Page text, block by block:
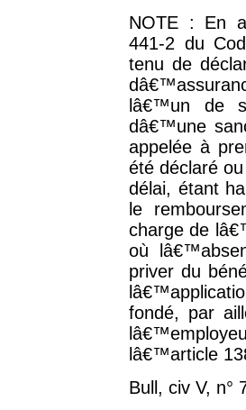
NOTE : En
441-2 du
tenu de
lâ€™un de
dâ€™une
appelée à
été déclaré
délai, étant
le
charge de
où
priver du
fondé, par
lâ€™article
Bull, civ V, n°